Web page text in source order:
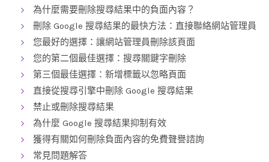
為什麼需要刪除搜尋結果中的負面內容？
刪除 Google 搜尋結果的最快方法：直接聯絡網站管理員
您最好的選擇：讓網站管理員刪除該頁面
您的第二個最佳選擇：搜尋關鍵字刪除
第三個最佳選擇：新增標籤以忽略頁面
直接從搜尋引擎中刪除 Google 搜尋結果
禁止或刪除搜尋結果
為什麼 Google 搜尋結果抑制有效
獲得有關如何刪除負面內容的免費聲譽諮詢
常見問題解答